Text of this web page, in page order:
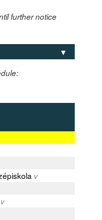
further notice
v
v